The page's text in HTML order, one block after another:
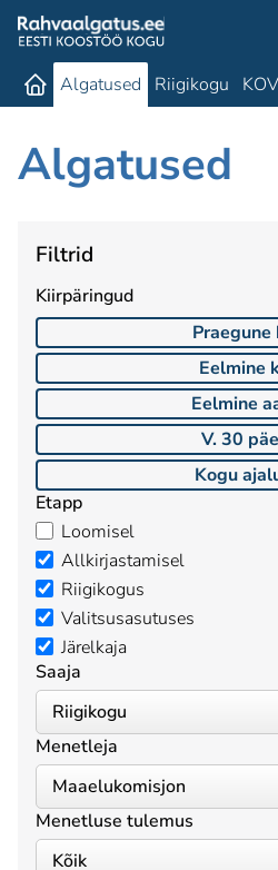
Algatused Riigikogu KOV
Algatused
Filtrid
Kiirpäringud
Praegune
Eelmine
Eelmine
V. 30
Kogu
Etapp
Loomisel
Allkirjastamisel
Riigikogus
Valitsusasutuses
Järelkaja
Saaja
Menetleja
Menetluse tulemus